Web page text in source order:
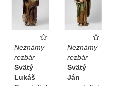
Neznámy
rezbár
Svätý
Lukáš
Neznámy
rezbár
Svätý
Ján